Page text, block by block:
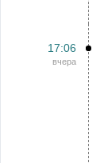
17:06
вчера